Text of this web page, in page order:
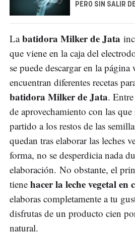
PERO SIN SALIR
Labatidora Milker de Jata
que viene en la caja del
se puede descargar en la página
encuentran diferentes recetas
batidora Milker de Jata.
de aprovechamiento con las que
partido a los restos de las
quedan tras elaborar las leches
forma, no se desperdicia nada
elaboración. No obstante, el
tiene hacer la leche vegetal en
elaboras completamente a tu
disfrutas de un producto cien
natural.